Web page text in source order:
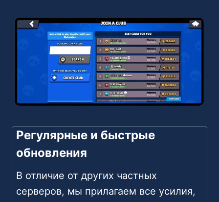
Регулярные и быстрые
обновления
В отличие от других частных
серверов, мы прилагаем все усилия,